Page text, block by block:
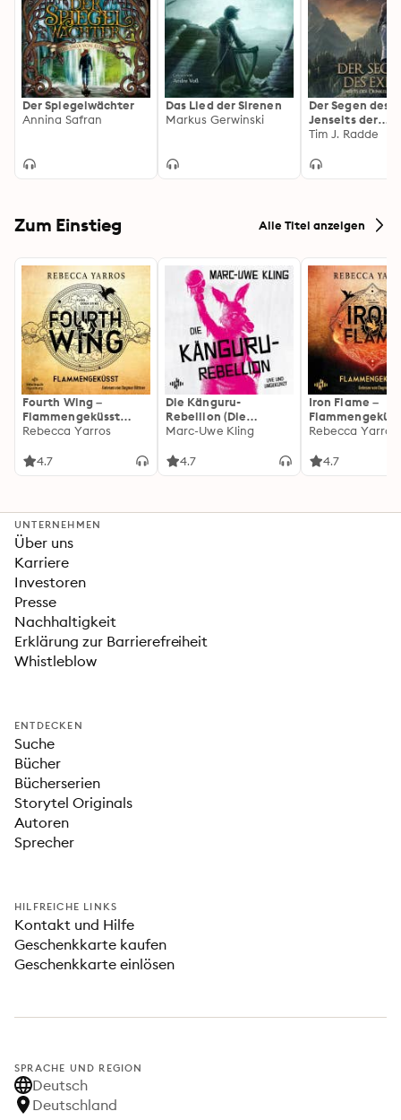
Der Spiegelwächter
Annina Safran
Das Lied der Sirenen
Markus Gerwinski
Der Segen des
Jenseits der
Dunkellande,
Tim J. Radde
Zum Einstieg Alle Titel anzeigen
Fourth Wing –
Flammengeküsst
(Flammengeküsst-
Rebecca Yarros
4.7
Die Känguru-
Rebellion (Die
Känguru-Werke 5)
Marc-Uwe Kling
4.7
Iron Flame –
heißersehnte
Rebecca Yarros
4.7
UNTERNEHMEN
Über uns
Karriere
Investoren
Presse
Nachhaltigkeit
Erklärung zur Barrierefreiheit
Whistleblow
ENTDECKEN
Suche
Bücher
Bücherserien
Storytel Originals
Autoren
Sprecher
HILFREICHE LINKS
Kontakt und Hilfe
Geschenkkarte kaufen
Geschenkkarte einlösen
SPRACHE UND REGION
Deutsch
Deutschland